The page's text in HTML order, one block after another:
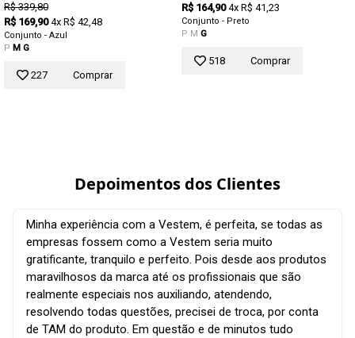
R$ 339,80
R$ 169,90 4x R$ 42,48
Conjunto - Azul
P M G
227 Comprar
R$ 164,90 4x R$ 41,23
Conjunto - Preto
P M G
518 Comprar
Depoimentos dos Clientes
Minha experiência com a Vestem, é perfeita, se todas as
empresas fossem como a Vestem seria muito
gratificante, tranquilo e perfeito. Pois desde aos produtos
maravilhosos da marca até os profissionais que são
realmente especiais nos auxiliando, atendendo,
resolvendo todas questões, precisei de troca, por conta
de TAM do produto. Em questão e de minutos tudo